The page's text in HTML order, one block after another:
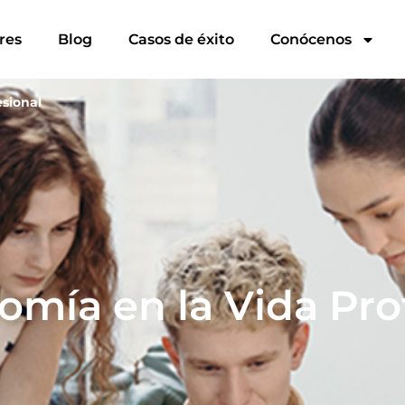
Blog Casos de éxito Conócenos
en la Vida